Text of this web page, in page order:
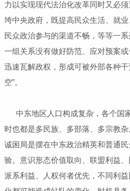
力以实现现代法治化改革同时又必
垮中央政府，既提高民众生活、就
民众政治参与的渠道不畅，等等一
一组关系没有做好防范、应对预案
迅速瓦解政权，形成可被外部各种
空”。
中东地区人口构成复杂，各个国
时也都是多民族、多部落、多宗教
诚困局是摆在中东政治精英和普通
验。意识形态价值取向、联盟利益、
派系利益、人权何者优先，不同利